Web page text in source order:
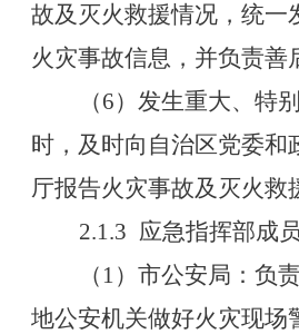
故及灭火救援情况，统一
火灾事故信息，并负责善
（6）发生重大、特
时，及时向自治区党委和
厅报告火灾事故及灭火救
2.1.3 应急指挥部成
（ 1）市公安局：负
地公安机关做好火灾现场